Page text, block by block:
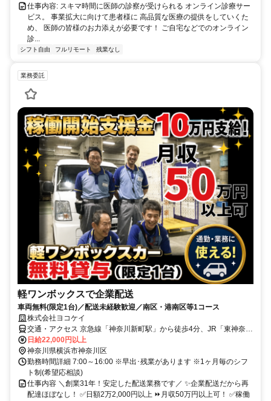
仕事内容: スキマ時間に医師の診察が受けられる オンライン診療サー
ビス。 事業拡大に向けて患者様に 高品質な医療の提供をしていくた
め、 医師の皆様のお力添えが必要です！ ご自宅などでのオンライン
診...
シフト自由 フルリモート 残業なし
業務委託
軽ワンボックスで企業配送
車両無料(限定1台)／配送未経験歓迎／南区・港南区等1コース
株式会社ヨコケイ
交通・アクセス 京急線「神奈川新町駅」から徒歩4分、JR「東神奈川
駅」から徒歩11分
日給22,000円以上
神奈川県横浜市神奈川区
勤務時間詳細 7:00～16:00 ※早出･残業があります ※1ヶ月毎のシフ
ト制(希望応相談)
仕事内容 ＼創業31年！安定した配送業務です／ ✨企業配送だから再
配達ほぼなし！ ✅日額2万2,000円以上 ⏩月収50万円以上可！ ✅稼働